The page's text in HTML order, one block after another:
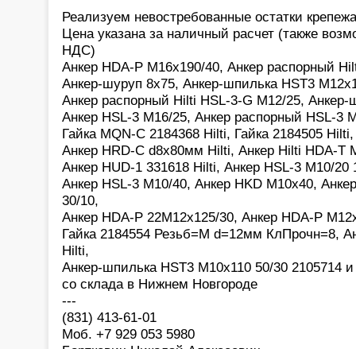
Реализуем невостребованные остатки
Цена указана за наличный расчет (также
НДС)
Анкер HDA-P M16x190/40, Анкер распорный
Анкер-шуруп 8х75, Анкер-шпилька HST3
Анкер распорный Hilti HSL-3-G М12/25, Анкер-
Анкер HSL-3 M16/25, Анкер распорный HSL-3
Гайка MQN-C 2184368 Hilti, Гайка 2184505 Hilti,
Анкер HRD-C d8х80мм Hilti, Анкер Hilti HDA-T
Анкер HUD-1 331618 Hilti, Анкер HSL-3 M10/
Анкер HSL-3 M10/40, Анкер HKD M10х40,
30/10,
Анкер HDA-P 22M12х125/30, Анкер HDA-P
Гайка 2184554 Резьб=M d=12мм КлПрочн=8,
Hilti,
Анкер-шпилька HST3 M10x110 50/30 2105714 и
со склада в Нижнем Новгороде
---
(831) 413-61-01
Моб. +7 929 053 5980